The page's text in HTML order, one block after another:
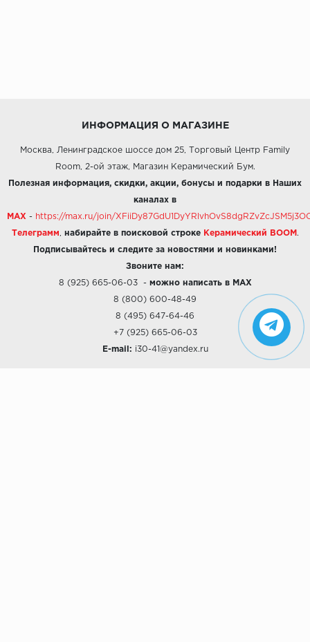
ИНФОРМАЦИЯ О МАГАЗИНЕ
Москва, Ленинградское шоссе дом 25, Торговый Центр Family
Room, 2-ой этаж, Магазин Керамический Бум.
Полезная информация, скидки, акции, бонусы и подарки в Наших
каналах в
MAX - https://max.ru/join/
Телеграмм набирайте в поисковой строке Керамический BOOM .
Подписывайтесь и следите за новостями и новинками!
Звоните нам:
8 (925) 665-06-03- можно написать в MAX
8 (800) 600-48-49
8 (495) 647-64-46
+7 (925) 665-06-03
E-mail: i30-41@yandex.ru